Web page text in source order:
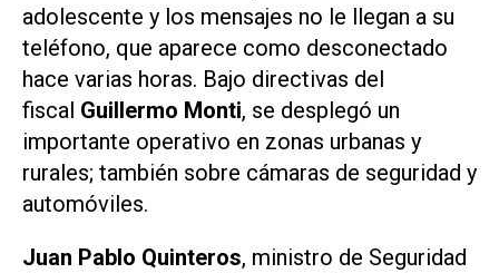
adolescente y los mensajes no le llegan a su
teléfono, que aparece como desconectado
hace varias horas. Bajo directivas del
fiscal Guillermo Monti, se desplegó un
importante operativo en zonas urbanas y
rurales; también sobre cámaras de seguridad y
automóviles.
Juan Pablo Quinteros, ministro de Seguridad